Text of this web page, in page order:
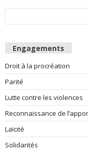
Engagements
Droit à la procréation
Parité
Lutte contre les violences
Reconnaissance de
Laïcité
Solidarités